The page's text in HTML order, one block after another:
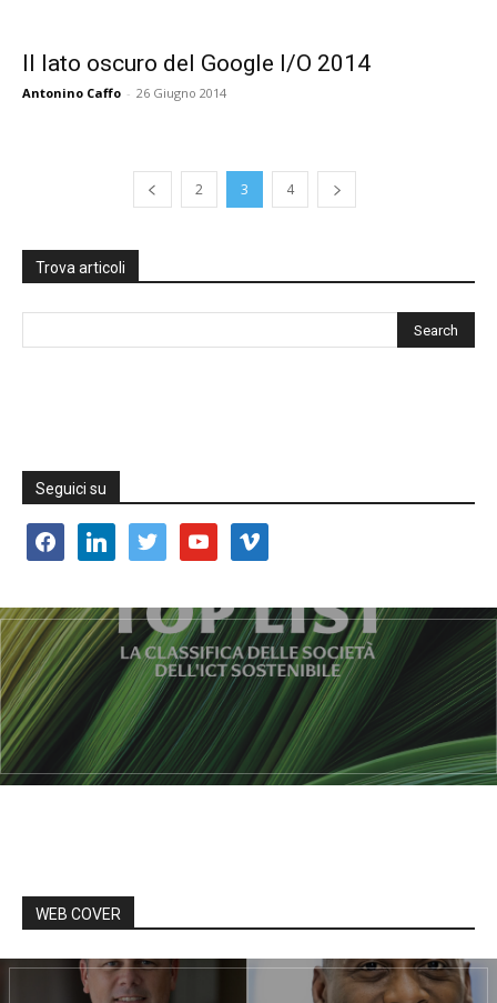
Il lato oscuro del Google I/O 2014
Antonino Caffo - 26 Giugno 2014
2 3 4
Trova articoli
Seguici su
facebooklinkedin twitter youtube vimeo
WEB COVER